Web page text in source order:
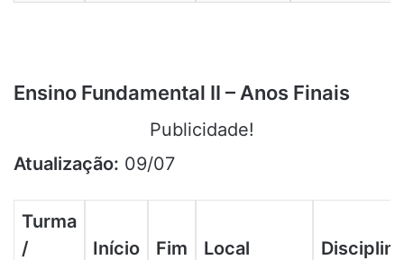
Ensino Fundamental II – Anos Finais
Publicidade!
Atualização: 09/07
Turma
/
Início Fim Local Disciplina